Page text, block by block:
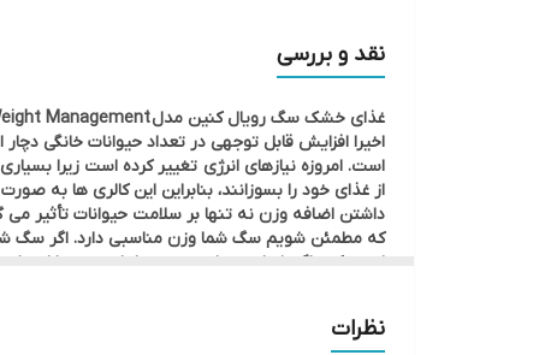
برندپروتئین بالا
کمک به حفظ بافت های عضلانی
کاهش احساس گرسنگی بین وعده های غذایی
نقد و بررسی
غذای خشک سگ رویال کنین مدل Satiety Weight Management فرموله برای سگ های نژاد بزرگ مبتلا به اضافه وزن می باشد.
اخیرا افزایش قابل توجهی در تعداد حیوانات خانگی
است. امروزه نیازهای انرژی تغییر کرده است زیرا
از غذای خود را بسوزانند، بنابراین این کالری ها به
داشتن اضافه وزن نه تنها بر سلامت حیوانات تأثیر
که مطمئن شویم سگ شما وزن مناسبی دارد. اگر سگ شما
لمس کرد. اگر شما نمیتوانید دنده ها را ببینید یا
شما کمک خواهد کرد تا وزن کم کند. میزان بالای
نظرات